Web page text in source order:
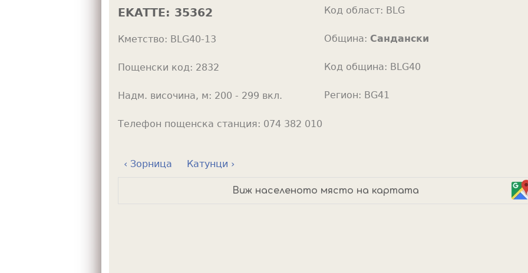
EKATTE: 35362
Кметство: BLG40-13
Пощенски код: 2832
Надм. височина, м: 200 - 299 вкл.
Код област: BLG
Община: Сандански
Код община: BLG40
Регион: BG41
Телефон пощенска станция: 074 382 010
‹ Зорница Катунци ›
Виж населеното място на картата